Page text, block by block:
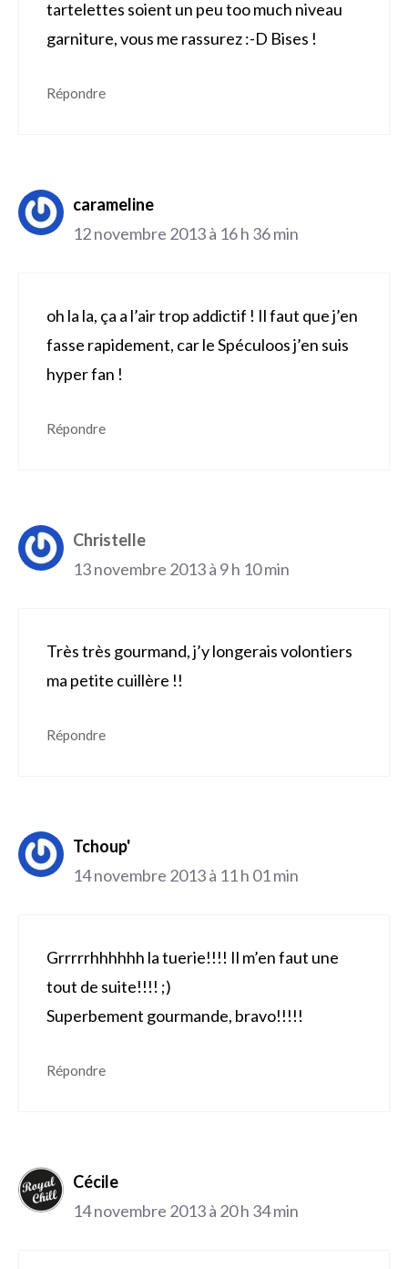
tartelettes soient un peu too much niveau
garniture, vous me rassurez :-D Bises !
Répondre
carameline
12 novembre 2013 à 16 h 36 min
oh la la, ça a l’air trop addictif ! Il faut que j’en
fasse rapidement, car le Spéculoos j’en suis
hyper fan !
Répondre
Christelle
13 novembre 2013 à 9 h 10 min
Très très gourmand, j’y longerais volontiers
ma petite cuillère !!
Répondre
Tchoup'
14 novembre 2013 à 11 h 01 min
Grrrrrhhhhhh la tuerie!!!! Il m’en faut une
tout de suite!!!! ;)
Superbement gourmande, bravo!!!!!
Répondre
Cécile
14 novembre 2013 à 20 h 34 min